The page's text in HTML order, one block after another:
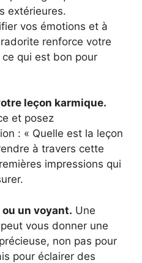
extérieures.
vos émotions et à
renforce votre
qui est bon pour
leçon karmique.
et posez
: « Quelle est la leçon
à travers cette
impressions qui
un voyant. Une
vous donner une
non pas pour
pour éclairer des